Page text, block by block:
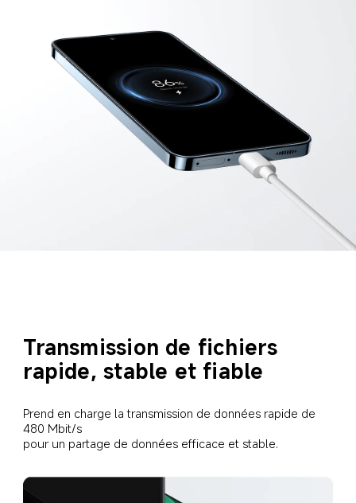
Transmission de fichiers
rapide, stable et fiable
Prend en charge la transmission de données rapide de
480 Mbit/s
pour un partage de données efficace et stable.